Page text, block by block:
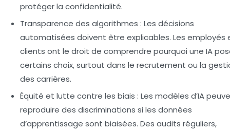
protéger la confidentialité.
Transparence des algorithmes : Les décisions
automatisées doivent être explicables. Les employés
clients ont le droit de comprendre pourquoi une IA
certains choix, surtout dans le recrutement ou la
des carrières.
Équité et lutte contre les biais : Les modèles d’IA
reproduire des discriminations si les données
d’apprentissage sont biaisées. Des audits réguliers,